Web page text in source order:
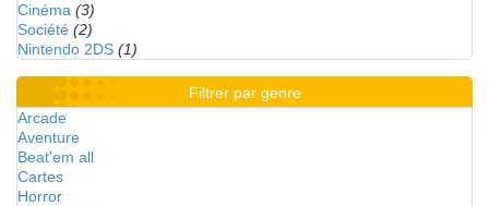
Cinéma (3)
Société (2)
Nintendo 2DS (1)
Filtrer par genre
Arcade
Aventure
Beat'em all
Cartes
Horror